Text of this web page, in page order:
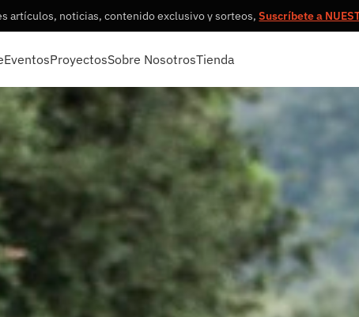
artículos, noticias, contenido exclusivo y sorteos,Suscríbete a
EventosProyectosSobre NosotrosTienda